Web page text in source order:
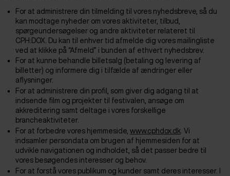
For at administrere din tilmelding til vores nyhedsbreve, så du
kan modtage nyheder om vores aktiviteter, tilbud,
spørgeundersøgelser og andre aktiviteter relateret til
CPH:DOX. Du kan til enhver tid afmelde dig vores mailingliste
ved at klikke på “Afmeld” i bunden af ethvert nyhedsbrev.
For at kunne behandle billetsalg (betaling og levering af
billetter) og informere dig i tilfælde af ændringer eller
aflysninger.
For at administrere din profil, som giver dig adgang til at
indsende film og projekter til festivalen, ansøge om
akkreditering samt deltage i vores forskellige
brancheaktiviteter.
For at forbedre vores hjemmeside, www.cphdox.dk . Vi
indsamler persondata om brugen af hjemmesiden for at
udvikle navigationen og indholdet, så det passer bedre til
vores besøgendes interesser og behov.
For at forstå vores publikum og kunder samt deres interesser. I